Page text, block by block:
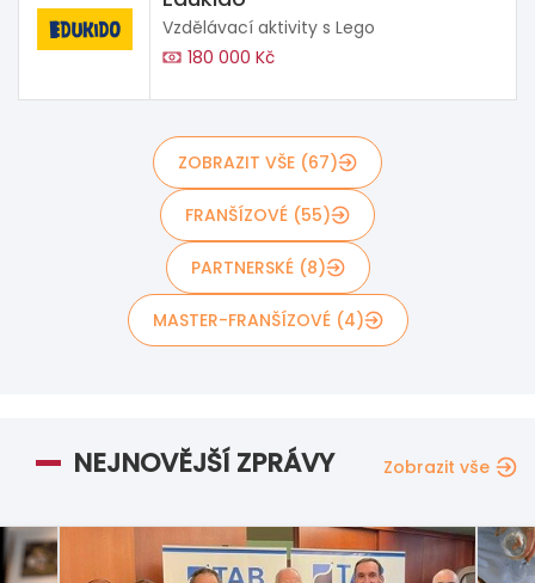
Vzdělávací aktivity s Lego
180 000 Kč
ZOBRAZIT VŠE (67)
FRANŠÍZOVÉ (55)
PARTNERSKÉ (8)
MASTER-FRANŠÍZOVÉ (4)
NEJNOVĚJŠÍ ZPRÁVY Zobrazit vše